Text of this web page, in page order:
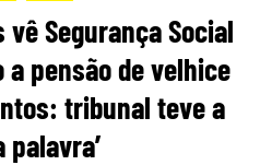
vê Segurança Social
pensão de velhice
tribunal teve a
palavra’